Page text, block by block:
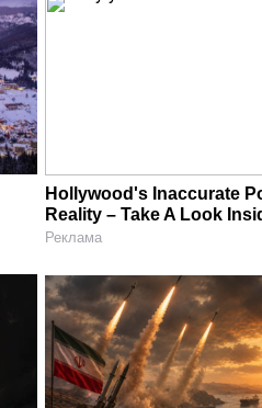
Hollywood's Inaccurate
Reality – Take A Look
Реклама